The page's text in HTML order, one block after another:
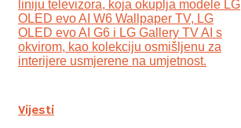
liniju televizora, koja okuplja modele LG
OLED evo AI W6 Wallpaper TV, LG
OLED evo AI G6 i LG Gallery TV AI s
okvirom, kao kolekciju osmišljenu za
interijere usmjerene na umjetnost.
Vijesti